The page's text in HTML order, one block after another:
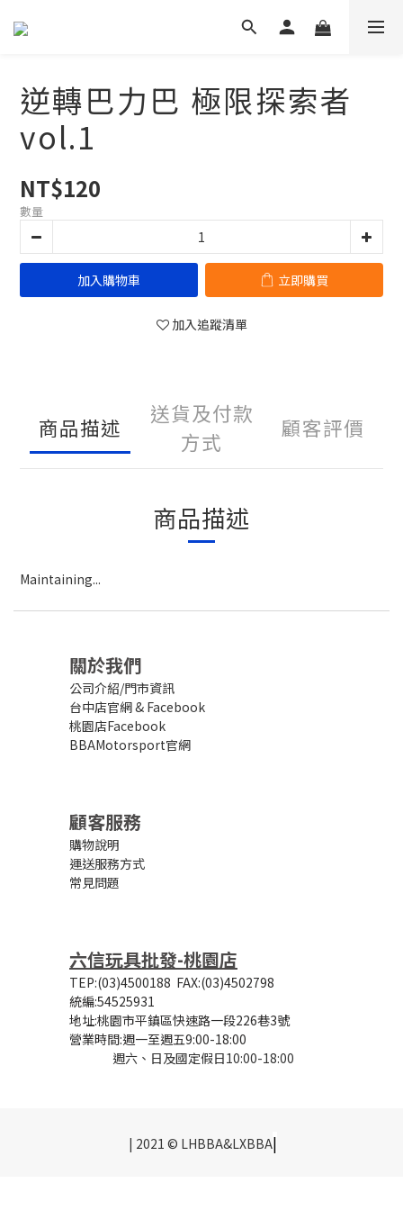
逆轉巴力巴 極限探索者
vol.1
NT$120
數量
加入購物車 立即購買
加入追蹤清單
商品描述
送貨及付款
方式
顧客評價
商品描述
Maintaining...
關於我們
公司介紹/門市資訊
台中店官網& Facebook
桃園店Facebook
BBAMotorsport官網
顧客服務
購物說明
運送服務方式
常見問題
六信玩具批發-桃園店
TEP:(03)4500188 FAX:(03)4502798
統編:54525931
地址:桃園市平鎮區快速路一段226巷3號
營業時間:週一至週五9:00-18:00
週六、日及國定假日10:00-18:00
| 2021 © LHBBA&LXBBA|